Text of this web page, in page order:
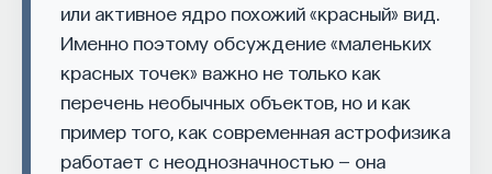
или активное ядро похожий «красный» вид.
Именно поэтому обсуждение «маленьких
красных точек» важно не только как
перечень необычных объектов, но и как
пример того, как современная астрофизика
работает с неоднозначностью — она